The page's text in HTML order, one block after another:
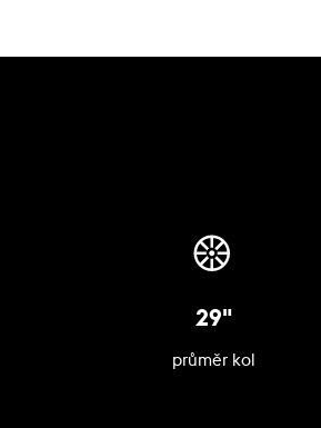
29"
průměr kol